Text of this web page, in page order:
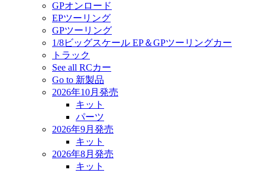
GPオンロード
EPツーリング
GPツーリング
1/8ビッグスケール EP＆GPツーリングカー
トラック
See all RCカー
Go to 新製品
2026年10月発売
キット
パーツ
2026年9月発売
キット
2026年8月発売
キット